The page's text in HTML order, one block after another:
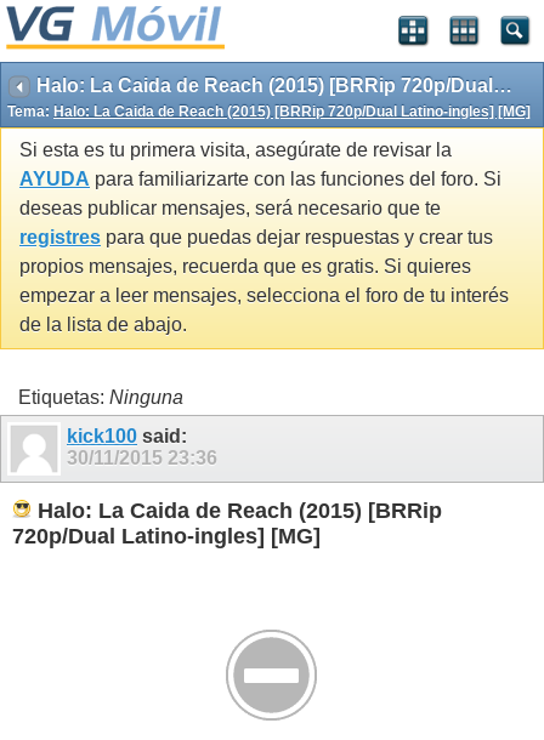
Halo: La Caida de Reach (2015) [BRRip 720p/Dual Latino-ingles] [MG]
Tema: Halo: La Caida de Reach (2015) [BRRip 720p/Dual Latino-ingles] [MG]
Si esta es tu primera visita, asegúrate de revisar la
AYUDA para familiarizarte con las funciones del foro. Si
deseas publicar mensajes, será necesario que te
registres para que puedas dejar respuestas y crear tus
propios mensajes, recuerda que es gratis. Si quieres
empezar a leer mensajes, selecciona el foro de tu interés
de la lista de abajo.
Etiquetas: Ninguna
kick100 said:
30/11/2015 23:36
Halo: La Caida de Reach (2015) [BRRip
720p/Dual Latino-ingles] [MG]